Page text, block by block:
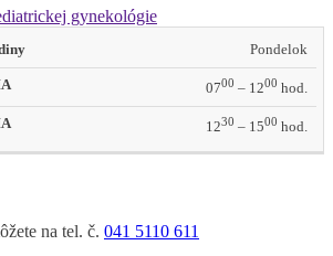
gynekológie
Pondelok
0700 – 1200 hod.
1230 – 1500 hod.
na tel. č. 041 5110 611